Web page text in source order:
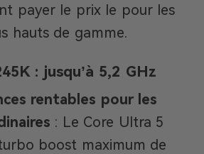
payer le prix le pour les
hauts de gamme.
: jusqu’à 5,2 GHz
rentables pour les
: Le Core Ultra 5
boost maximum de